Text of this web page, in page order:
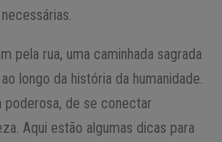
pela rua, uma caminhada sagrada
longo da história da humanidade.
poderosa, de se conectar
Aqui estão algumas dicas para